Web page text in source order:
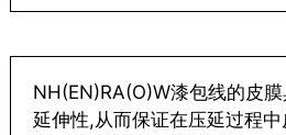
NH(EN)RA(O)W漆包线的皮
延伸性,从而保证在压延过程